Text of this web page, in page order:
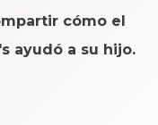
cómo el
ayudó a su hijo.